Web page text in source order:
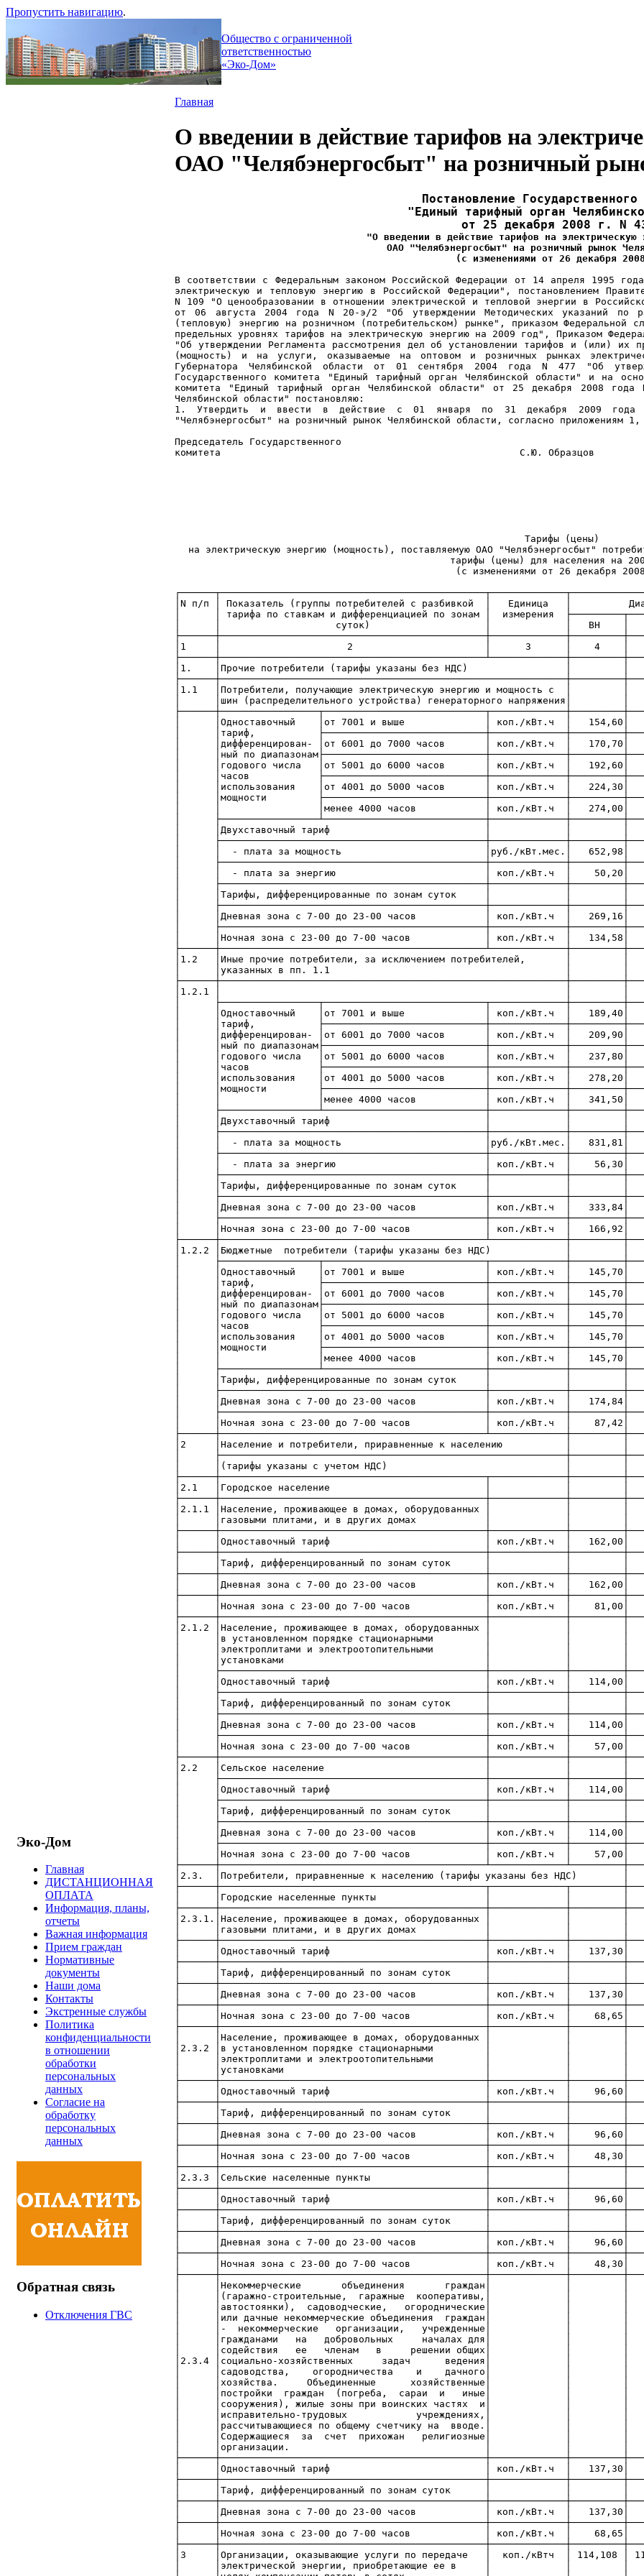
Пропустить навигацию.
Общество с ограниченной
ответственностью
«Эко-Дом»
Эко-Дом
Главная
ДИСТАНЦИОННАЯ
ОПЛАТА
Информация, планы,
отчеты
Важная информация
Прием граждан
Нормативные
документы
Наши дома
Контакты
Экстренные службы
Политика
конфиденциальности
в отношении
обработки
персональных
данных
Согласие на
обработку
персональных
данных
Обратная связь
Отключения ГВС
Главная
О введении в действие тарифов на
ОАО "Челябэнергосбыт" на розничный
Постановление Государственного
"Единый тарифный орган
от 25 декабря 2008 г. N
"О введении в действие тарифов на электрическую
ОАО "Челябэнергосбыт" на розничный рынок
(с изменениями от 26 декабря
В соответствии с Федеральным законом Российской Федерации от 14 апреля 1995
электрическую и тепловую энергию в Российской Федерации", постановлением
N 109 "О ценообразовании в отношении электрической и тепловой энергии в
от 06 августа 2004 года N 20-э/2 "Об утверждении Методических указаний по
(тепловую) энергию на розничном (потребительском) рынке", приказом
предельных уровнях тарифов на электрическую энергию на 2009 год", Приказом
"Об утверждении Регламента рассмотрения дел об установлении тарифов и (или) их
(мощность) и на услуги, оказываемые на оптовом и розничных рынках
Губернатора Челябинской области от 01 сентября 2004 года N 477 "Об
Государственного комитета "Единый тарифный орган Челябинской области" и на
комитета "Единый тарифный орган Челябинской области" от 25 декабря 2008 года
Челябинской области" постановляю:
1. Утвердить и ввести в действие с 01 января по 31 декабря 2009 года
"Челябэнергосбыт" на розничный рынок Челябинской области, согласно приложениям
Председатель Государственного
комитета С.Ю. Образцов
Тарифы (цены)
на электрическую энергию (мощность), поставляемую ОАО "Челябэнергосбыт"
тарифы (цены) для населения на
(с изменениями от 26 декабря
│N п/п │ Показатель (группы потребителей с разбивкой │ Единица
│ │ тарифа по ставкам и дифференциацией по зонам │ измерения
│ │ суток) │ │ ВН │ СН-I │
│1 │ 2 │ 3 │ 4 │ 5 │
│1. │Прочие потребители (тарифы указаны
│1.1 │Потребители, получающие электрическую энергию
│ │шин (распределительного устройства)
│ │Одноставочный │от 7001 и выше │ коп./
│ │тариф,
│ │дифференцирован- │от 6001 до 7000 часов │ коп./
│ │ный по
│ │годового числа │от 5001 до 6000 часов │ коп./
│ │часов
│ │использования │от 4001 до 5000 часов │ коп./
│ │мощности
│ │ │менее 4000 часов │ коп./кВт.ч │
│
│ │Двухставочный тариф
│
│ │ - плата за мощность │руб./
│
│ │ - плата за энергию │ коп./кВт.ч
│
│ │Тарифы, дифференцированные по зонам
│
│ │Дневная зона с 7-00 до 23-00 часов │ коп./
│
│ │Ночная зона с 23-00 до 7-00 часов │ коп./
│1.2 │Иные прочие потребители, за исключением
│ │указанных в пп. 1.1
│1.2.1 │ │ │
│
│ │Одноставочный │от 7001 и выше │ коп./кВт.ч │ 189,40│
│ │тариф,
│ │дифференцирован- │от 6001 до 7000 часов │ коп./кВт.ч │
│ │ный по
│ │годового числа │от 5001 до 6000 часов │ коп./кВт.ч │ 237,80│
│ │часов
│ │использования │от 4001 до 5000 часов │ коп./кВт.ч │ 278,20│
│ │мощности
│ │ │менее 4000 часов │ коп./кВт.ч │ 341,50│
│
│ │Двухставочный тариф
│
│ │ - плата за мощность │руб./кВт.мес.│ 831,81│
│
│ │ - плата за энергию │ коп./кВт.ч │ 56,30│
│
│ │Тарифы, дифференцированные по зонам
│
│ │Дневная зона с 7-00 до 23-00 часов │ коп./кВт.ч │ 333,84│
│
│ │Ночная зона с 23-00 до 7-00 часов │ коп./кВт.ч │ 166,92│
│1.2.2 │Бюджетные потребители (тарифы
│
│ │Одноставочный │от 7001 и выше │ коп./кВт.ч │ 145,70│
│ │тариф,
│ │дифференцирован- │от 6001 до 7000 часов │ коп./кВт.ч │
│ │ный по
│ │годового числа │от 5001 до 6000 часов │ коп./кВт.ч │ 145,70│
│ │часов
│ │использования │от 4001 до 5000 часов │ коп./кВт.ч │ 145,70│
│ │мощности
│ │ │менее 4000 часов │ коп./кВт.ч │ 145,70│
│
│ │Тарифы, дифференцированные по зонам
│
│ │Дневная зона с 7-00 до 23-00 часов │ коп./кВт.ч │ 174,84│
│
│ │Ночная зона с 23-00 до 7-00 часов │ коп./кВт.ч │
│2 │Население и потребители, приравненные к
│
│ │(тарифы указаны с учетом
│2.1 │Городское население
│2.1.1 │Население, проживающее в домах,
│ │газовыми плитами, и в других
│ │Одноставочный тариф │ коп./кВт.ч │ 162,00│
│ │Тариф, дифференцированный по зонам
│ │Дневная зона с 7-00 до 23-00 часов │ коп./кВт.ч │ 162,00│
│ │Ночная зона с 23-00 до 7-00 часов │ коп./кВт.ч │
│2.1.2 │Население, проживающее в домах,
│ │в установленном порядке
│ │электроплитами и
│ │установками │
│
│ │Одноставочный тариф │ коп./кВт.ч │ 114,00│
│
│ │Тариф, дифференцированный по зонам
│
│ │Дневная зона с 7-00 до 23-00 часов │ коп./кВт.ч │ 114,00│
│
│ │Ночная зона с 23-00 до 7-00 часов │ коп./кВт.ч │
│2.2 │Сельское население
│
│ │Одноставочный тариф │ коп./кВт.ч │ 114,00│
│
│ │Тариф, дифференцированный по зонам
│
│ │Дневная зона с 7-00 до 23-00 часов │ коп./кВт.ч │ 114,00│
│
│ │Ночная зона с 23-00 до 7-00 часов │ коп./кВт.ч │
│2.3. │Потребители, приравненные к населению (тарифы
│ │Городские населенные
│2.3.1.│Население, проживающее в домах,
│ │газовыми плитами, и в других
│ │Одноставочный тариф │ коп./кВт.ч │ 137,30│
│ │Тариф, дифференцированный по зонам
│ │Дневная зона с 7-00 до 23-00 часов │ коп./кВт.ч │ 137,30│
│ │Ночная зона с 23-00 до 7-00 часов │ коп./кВт.ч │
│ │Население, проживающее в домах,
│2.3.2 │в установленном порядке
│ │электроплитами и
│ │установками │
│ │Одноставочный тариф │ коп./кВт.ч │ 96,60│
│ │Тариф, дифференцированный по зонам
│ │Дневная зона с 7-00 до 23-00 часов │ коп./кВт.ч │
│ │Ночная зона с 23-00 до 7-00 часов │ коп./кВт.ч │
│2.3.3 │Сельские населенные
│ │Одноставочный тариф │ коп./кВт.ч │ 96,60│
│ │Тариф, дифференцированный по зонам
│ │Дневная зона с 7-00 до 23-00 часов │ коп./кВт.ч │
│ │Ночная зона с 23-00 до 7-00 часов │ коп./кВт.ч │
│ │Некоммерческие объединения
│ │(гаражно-строительные, гаражные
│ │автостоянки), садоводческие,
│ │или дачные некоммерческие объединения
│ │- некоммерческие организации,
│ │гражданами на добровольных
│ │содействия ее членам в решении
│2.3.4 │социально-хозяйственных задач
│ │садоводства, огородничества и
│ │хозяйства. Объединенные
│ │постройки граждан (погреба, сараи и
│ │сооружения), жилые зоны при воинских
│ │исправительно-трудовых
│ │рассчитывающиеся по общему счетчику на
│ │Содержащиеся за счет прихожан
│ │организации. │
│ │Одноставочный тариф │ коп./кВт.ч │ 137,30│
│ │Тариф, дифференцированный по зонам
│ │Дневная зона с 7-00 до 23-00 часов │ коп./кВт.ч │ 137,30│
│ │Ночная зона с 23-00 до 7-00 часов │ коп./кВт.ч │
│3 │Организации, оказывающие услуги по передаче │ коп./кВтч │ 114,108 │
│ │электрической энергии,